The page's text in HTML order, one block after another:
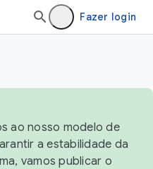
Fazer login
ao nosso modelo de
a estabilidade da
vamos publicar o